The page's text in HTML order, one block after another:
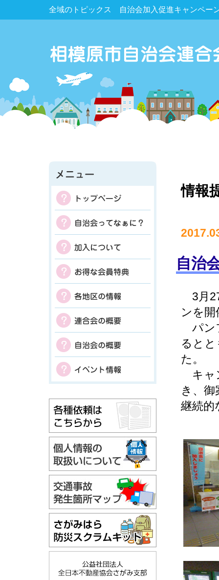
全域のトピックス 自治会加入促進キャンペー
情報
自治
3月
ンを
パン
ると
た。
キャ
き、
継続的